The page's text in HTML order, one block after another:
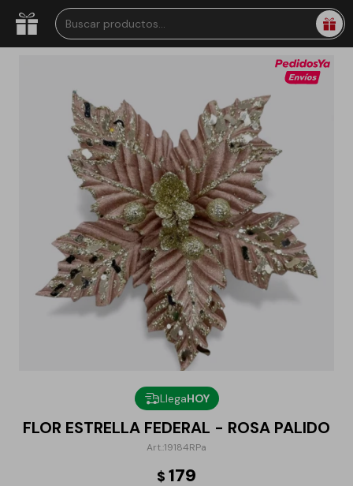
LlegaHOY
FLOR ESTRELLA FEDERAL - ROSA PALIDO
19184RPa
$ 179